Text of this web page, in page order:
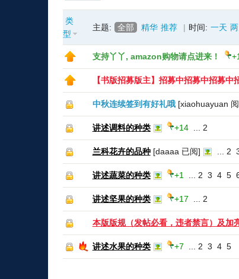
类
型
主题: 全部 精华 推荐 | 时间: 一天
支持丫丫, amazon购物请点进来！
【书版招募版主】招募中招募中招募中
中秋连续签到有好礼哦 [xiaohuayuan
讲述调料的种类 +14 2
兰科花卉的品种 [daaaa 已阅] 2
讲述蔬菜的种类 +1 2 3 4 5
讲述坚果的种类 +17 2
本版版规（发帖必看，违者禁言）及加
讲述水果的种类 +7 2 3 4 5